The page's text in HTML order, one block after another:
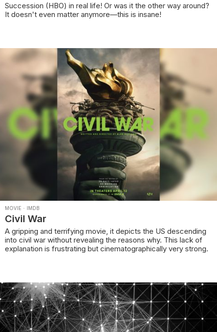
Succession (HBO) in real life! Or was it the other way around?
It doesn't even matter anymore—this is insane!
MOVIE · IMDB
Civil War
A gripping and terrifying movie, it depicts the US descending
into civil war without revealing the reasons why. This lack of
explanation is frustrating but cinematographically very strong.